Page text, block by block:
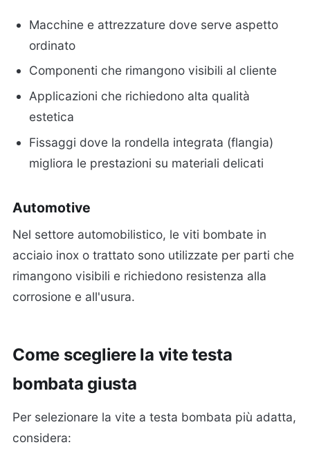
Macchine e attrezzature dove serve aspetto
ordinato
Componenti che rimangono visibili al cliente
Applicazioni che richiedono alta qualità
estetica
Fissaggi dove la rondella integrata (flangia)
migliora le prestazioni su materiali delicati
Automotive
Nel settore automobilistico, le viti bombate in
acciaio inox o trattato sono utilizzate per parti che
rimangono visibili e richiedono resistenza alla
corrosione e all'usura.
Come scegliere la vite testa
bombata giusta
Per selezionare la vite a testa bombata più adatta,
considera: